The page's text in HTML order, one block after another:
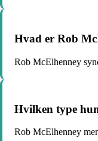
Hvad er Rob
Rob McElhenney
Hvilken type
Rob McElhenney